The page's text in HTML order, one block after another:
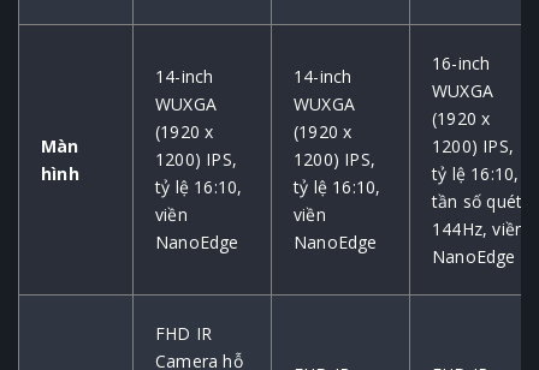
Màn
hình
14-inch
WUXGA
(1920 x
1200) IPS,
tỷ lệ 16:10,
viền
NanoEdge
14-inch
WUXGA
(1920 x
1200) IPS,
tỷ lệ 16:10,
viền
NanoEdge
16-inch
WUXGA
(1920 x
1200) IPS,
tỷ lệ 16:10,
tần số quét
144Hz, viền
NanoEdge
FHD IR
Camera hỗ